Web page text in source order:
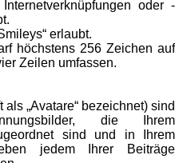
oder -
erlaubt.
höchstens 256 Zeichen auf
Zeilen umfassen.
als „Avatare“ bezeichnet) sind
die Ihrem
sind und in Ihrem
jedem Ihrer Beiträge